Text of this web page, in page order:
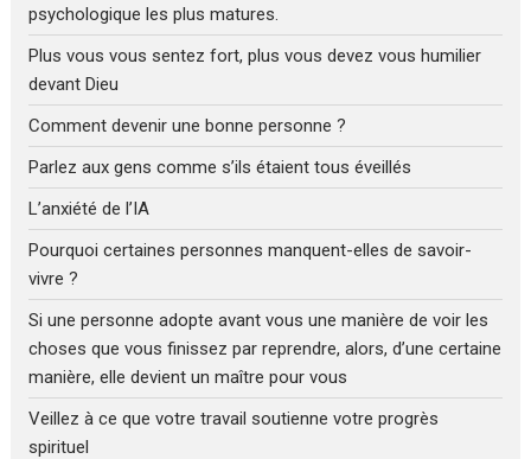
psychologique les plus matures.
Plus vous vous sentez fort, plus vous devez vous humilier
devant Dieu
Comment devenir une bonne personne ?
Parlez aux gens comme s’ils étaient tous éveillés
L’anxiété de l’IA
Pourquoi certaines personnes manquent-elles de savoir-
vivre ?
Si une personne adopte avant vous une manière de voir les
choses que vous finissez par reprendre, alors, d’une certaine
manière, elle devient un maître pour vous
Veillez à ce que votre travail soutienne votre progrès
spirituel